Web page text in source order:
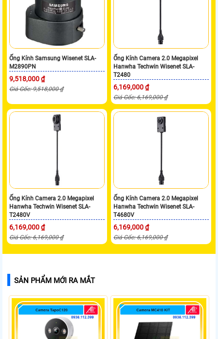
Ống Kính Samsung Wisenet SLA-
M2890PN
9,518,000 ₫
Giá Gốc: 9,518,000 ₫
Ống Kính Camera 2.0 Megapixel
Hanwha Techwin Wisenet SLA-
T2480
6,169,000 ₫
Giá Gốc: 6,169,000 ₫
Ống Kính Camera 2.0 Megapixel
Hanwha Techwin Wisenet SLA-
T2480V
6,169,000 ₫
Giá Gốc: 6,169,000 ₫
Ống Kính Camera 2.0 Megapixel
Hanwha Techwin Wisenet SLA-
T4680V
6,169,000 ₫
Giá Gốc: 6,169,000 ₫
SẢN PHẨM MỚI RA MẮT